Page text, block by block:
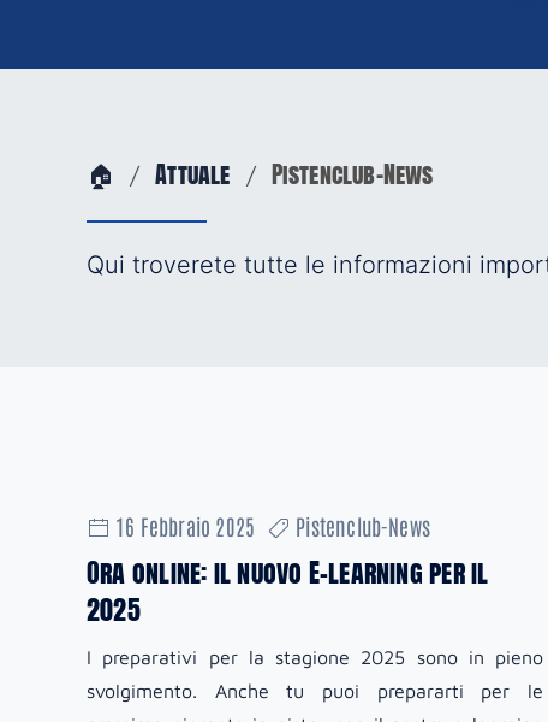
🏠 Attuale Pistenclub-News
Qui troverete tutte le informazioni
16 Febbraio 2025 Pistenclub-News
Ora online: il nuovo E-learning per il
2025
I preparativi per la stagione 2025 sono in pieno
svolgimento. Anche tu puoi prepararti per le